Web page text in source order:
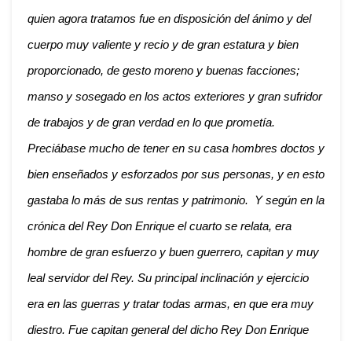
quien agora tratamos fue en disposición del ánimo y del
cuerpo muy valiente y recio y de gran estatura y bien
proporcionado, de gesto moreno y buenas facciones;
manso y sosegado en los actos exteriores y gran sufridor
de trabajos y de gran verdad en lo que prometía.
Preciábase mucho de tener en su casa hombres doctos y
bien enseñados y esforzados por sus personas, y en esto
gastaba lo más de sus rentas y patrimonio. Y según en la
crónica del Rey Don Enrique el cuarto se relata, era
hombre de gran esfuerzo y buen guerrero, capitan y muy
leal servidor del Rey. Su principal inclinación y ejercicio
era en las guerras y tratar todas armas, en que era muy
diestro. Fue capitan general del dicho Rey Don Enrique